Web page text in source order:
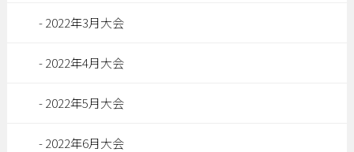
2022年3月大会
2022年4月大会
2022年5月大会
2022年6月大会